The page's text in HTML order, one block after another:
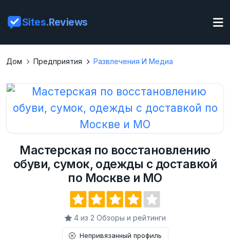
Sites.Reviews
Дом Предприятия Развлечения И Медиа
Мастерская по восстановлению
обуви, сумок, одежды с доставкой
по Москве и МО
4 из 2 Обзоры и рейтинги
Непривязанный профиль